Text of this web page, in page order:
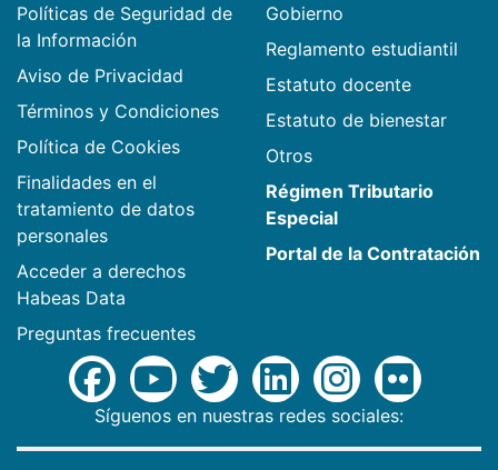
Políticas de Seguridad de
la Información
Aviso de Privacidad
Términos y Condiciones
Política de Cookies
Finalidades en el
tratamiento de datos
personales
Acceder a derechos
Habeas Data
Preguntas frecuentes
Gobierno
Reglamento estudiantil
Estatuto docente
Estatuto de bienestar
Otros
Régimen Tributario
Especial
Portal de la Contratación
Síguenos en nuestras redes sociales: